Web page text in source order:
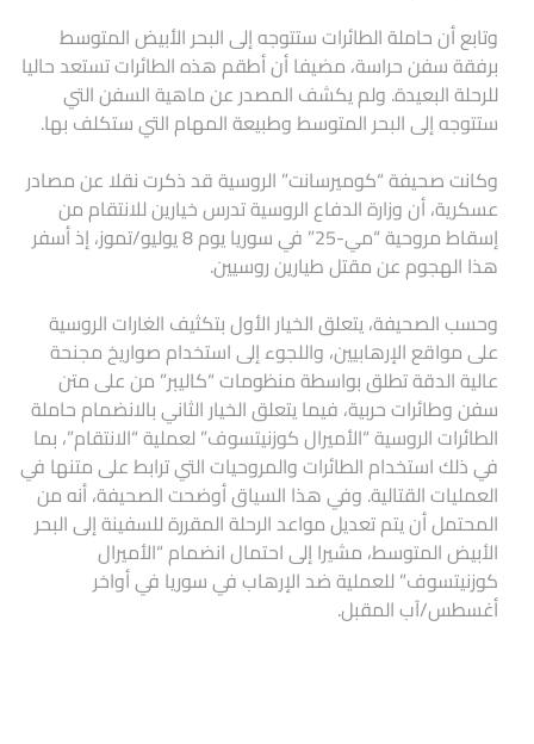
وتابع أن حاملة الطائرات ستتوجه إلى البحر الأبيض المتوسط
برفقة سفن حراسة، مضيفا أن أطقم هذه الطائرات تستعد حاليا
للرحلة البعيدة. ولم يكشف المصدر عن ماهية السفن التي
ستتوجه إلى البحر المتوسط وطبيعة المهام التي ستكلف بها.
وكانت صحيفة “كوميرسانت” الروسية قد ذكرت نقلا عن مصادر
عسكرية، أن وزارة الدفاع الروسية تدرس خيارين للانتقام من
إسقاط مروحية “مي-25” في سوريا يوم 8 يوليو/تموز، إذ أسفر
هذا الهجوم عن مقتل طيارين روسيين.
وحسب الصحيفة، يتعلق الخيار الأول بتكثيف الغارات الروسية
على مواقع الإرهابيين، واللجوء إلى استخدام صواريخ مجنحة
عالية الدقة تطلق بواسطة منظومات “كاليبر” من على متن
سفن وطائرات حربية، فيما يتعلق الخيار الثاني بالانضمام حاملة
الطائرات الروسية “الأميرال كوزنيتسوف” لعملية “الانتقام”، بما
في ذلك استخدام الطائرات والمروحيات التي ترابط على متنها في
العمليات القتالية. وفي هذا السياق أوضحت الصحيفة، أنه من
المحتمل أن يتم تعديل مواعد الرحلة المقررة للسفينة إلى البحر
الأبيض المتوسط، مشيرا إلى احتمال انضمام “الأميرال
كوزنيتسوف” للعملية ضد الإرهاب في سوريا في أواخر
أغسطس/آب المقبل.